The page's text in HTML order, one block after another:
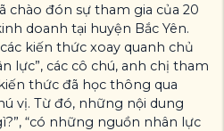
chào đón sự tham gia của 20
doanh tại huyện Bắc Yên.
kiến thức xoay quanh chủ
lực”, các cô chú, anh chị tham
thức đã học thông qua
vị. Từ đó, những nội dung
“có những nguồn nhân lực